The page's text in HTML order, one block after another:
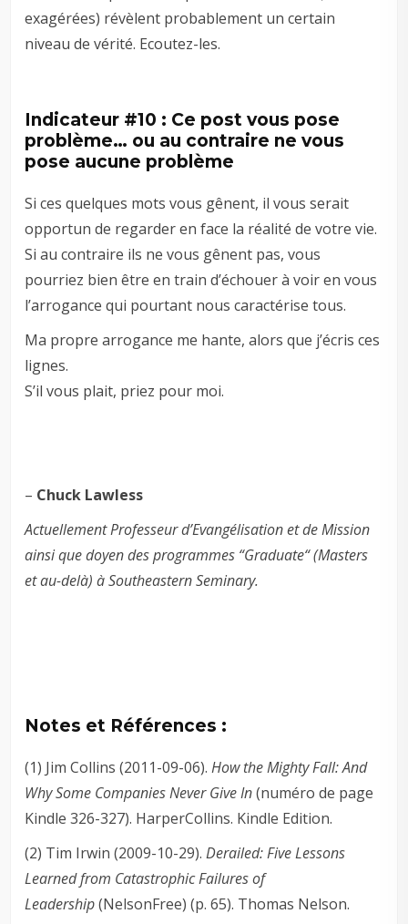
exagérées) révèlent probablement un certain
niveau de vérité. Ecoutez-les.
Indicateur #10 : Ce post vous pose
problème… ou au contraire ne vous
pose aucune problème
Si ces quelques mots vous gênent, il vous serait
opportun de regarder en face la réalité de votre vie.
Si au contraire ils ne vous gênent pas, vous
pourriez bien être en train d’échouer à voir en vous
l’arrogance qui pourtant nous caractérise tous.
Ma propre arrogance me hante, alors que j’écris ces
lignes.
S’il vous plait, priez pour moi.
– Chuck Lawless
Actuellement Professeur d’Evangélisation et de Mission
ainsi que doyen des programmes “Graduate“ (Masters
et au-delà) à Southeastern Seminary.
Notes et Références :
(1) Jim Collins (2011-09-06).How the Mighty Fall: And
Why Some Companies Never Give In(numéro de page
Kindle 326-327). HarperCollins. Kindle Edition.
(2) Tim Irwin (2009-10-29).Derailed: Five Lessons
Learned from Catastrophic Failures of
Leadership(NelsonFree) (p. 65). Thomas Nelson.